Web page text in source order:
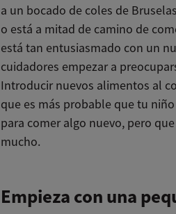
a un bocado de coles de
o está a mitad de camino de
está tan entusiasmado con un
cuidadores empezar a
Introducir nuevos alimentos al
que es más probable que tu
para comer algo nuevo, pero
mucho.
Empieza con una